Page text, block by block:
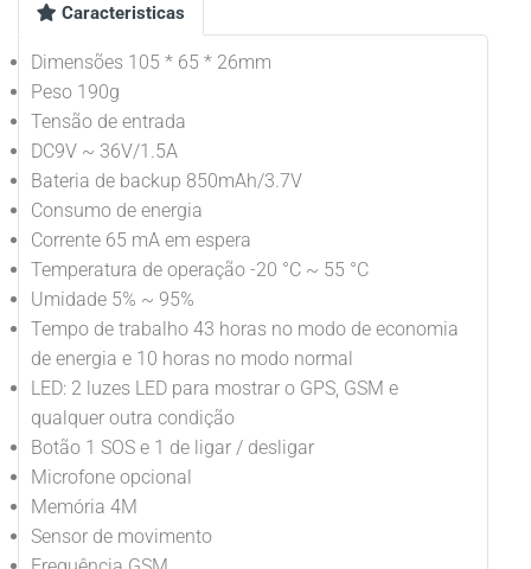
Caracteristicas
Dimensões 105 * 65 * 26mm
Peso 190g
Tensão de entrada
DC9V ~ 36V/1.5A
Bateria de backup 850mAh/3.7V
Consumo de energia
Corrente 65 mA em espera
Temperatura de operação -20 °C ~ 55 °C
Umidade 5% ~ 95%
Tempo de trabalho 43 horas no modo de economia
de energia e 10 horas no modo normal
LED: 2 luzes LED para mostrar o GPS, GSM e
qualquer outra condição
Botão 1 SOS e 1 de ligar / desligar
Microfone opcional
Memória 4M
Sensor de movimento